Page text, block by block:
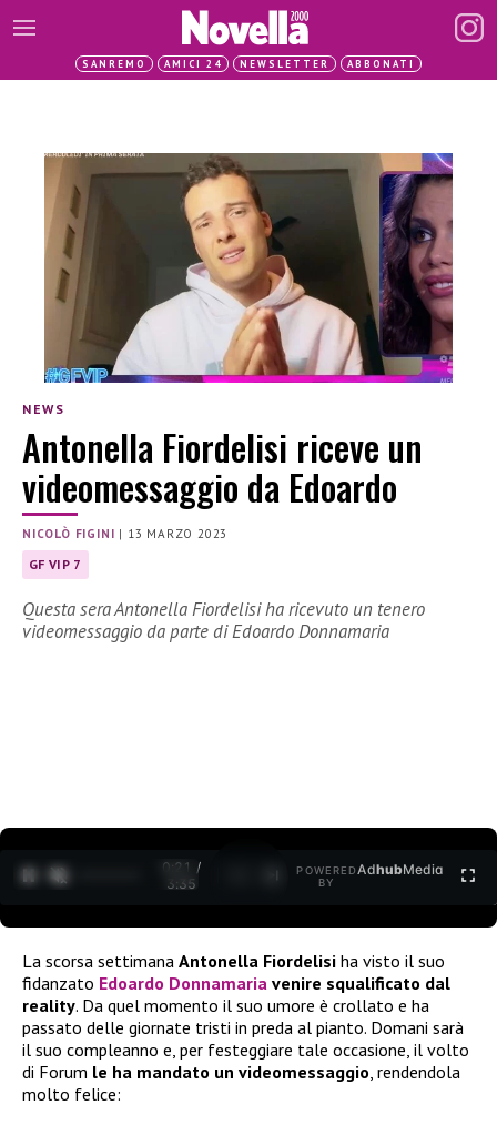
SANREMO AMICI 24 NEWSLETTER ABBONATI
NEWS
Antonella Fiordelisi riceve un
videomessaggio da Edoardo
NICOLÒ FIGINI | 13 MARZO 2023
GF VIP 7
Questa sera Antonella Fiordelisi ha ricevuto un tenero
videomessaggio da parte di Edoardo Donnamaria
0:22 /
3:35
POWERED
BY
AdhubMedia
La scorsa settimana Antonella Fiordelisi ha visto il suo
fidanzato Edoardo Donnamaria venire squalificato dal
reality. Da quel momento il suo umore è crollato e ha
passato delle giornate tristi in preda al pianto. Domani sarà
il suo compleanno e, per festeggiare tale occasione, il volto
di Forum le ha mandato un videomessaggio , rendendola
molto felice: